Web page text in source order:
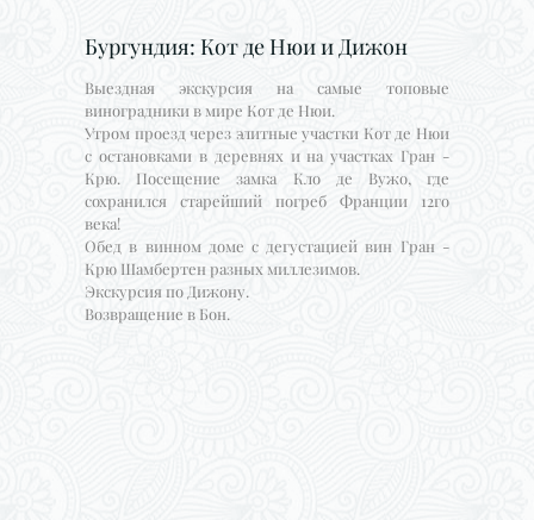
Бургундия: Кот де Нюи и Дижон
Выездная экскурсия на самые топовые
виноградники в мире Кот де Нюи.
Утром проезд через элитные участки Кот де Нюи
с остановками в деревнях и на участках Гран -
Крю. Посещение замка Кло де Вужо, где
сохранился старейший погреб Франции 12го
века!
Обед в винном доме с дегустацией вин Гран -
Крю Шамбертен разных миллезимов.
Экскурсия по Дижону.
Возвращение в Бон.